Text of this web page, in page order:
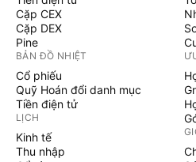
Cặp CEX
Cặp DEX
Pine
BẢN ĐỒ NHIỆT
Cổ phiếu
Quỹ Hoán đổi danh mục
Tiền điện tử
LỊCH
Kinh tế
Thu nhập